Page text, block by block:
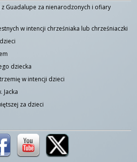
Guadalupe za nienarodzonych i ofiary
w intencji chrześniaka lub chrześniaczki
dziecka
w intencji dzieci
Jacka
za dzieci